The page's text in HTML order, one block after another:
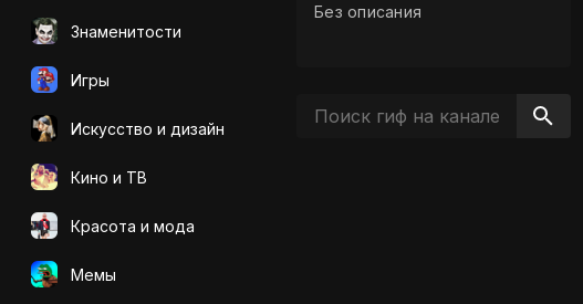
Знаменитости
Игры
Искусcтво и дизайн
Кино и ТВ
Красота и мода
Мемы
Без описания